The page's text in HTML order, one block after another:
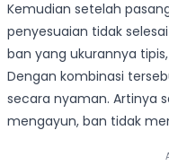
Kemudian setelah
penyesuaian tidak
ban yang ukurannya tipis,
Dengan kombinasi
secara nyaman. Artinya
mengayun, ban tidak